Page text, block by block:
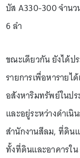
บัส A330-300 จำน
6 ลำ
ขณะเดียวกัน ยังได้ป
รายการเพื่อหารายไ
อสังหาริมทรัพย์ในป
และอยู่ระหว่างดำเ
สำนักงานสีลม, ที่ดิน
ทั้งที่ดินและอาคารใ